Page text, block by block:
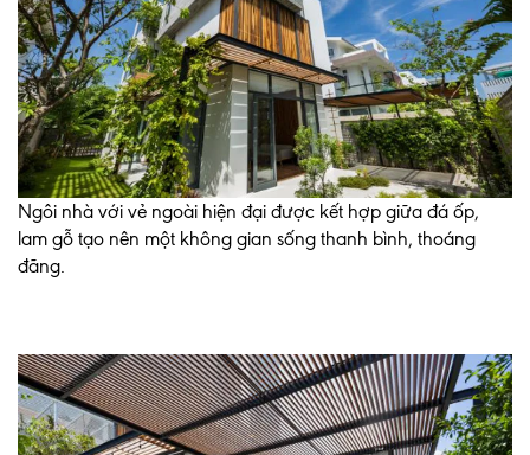
Ngôi nhà với vẻ ngoài hiện đại được kết hợp giữa đá ốp,
lam gỗ tạo nên một không gian sống thanh bình, thoáng
đãng.